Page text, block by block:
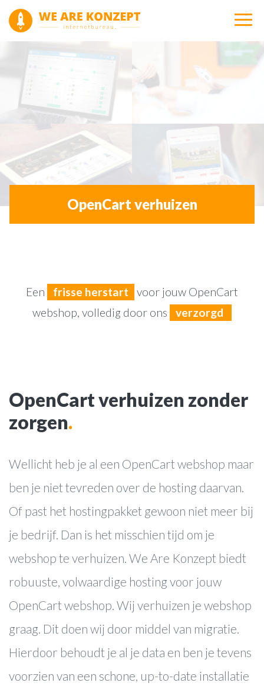
OpenCart verhuizen
Een frisse herstart
voor jouw OpenCart
webshop, volledig door ons
verzorgd
OpenCart verhuizen zonder
zorgen.
Wellicht heb je al een OpenCart webshop maar
ben je niet tevreden over de hosting daarvan.
Of past het hostingpakket gewoon niet meer bij
je bedrijf. Dan is het misschien tijd om je
webshop te verhuizen. We Are Konzept biedt
robuuste, volwaardige hosting voor jouw
OpenCart webshop. Wij verhuizen je webshop
graag. Dit doen wij door middel van migratie.
Hierdoor behoudt je al je data en ben je tevens
voorzien van een schone, up-to-date installatie